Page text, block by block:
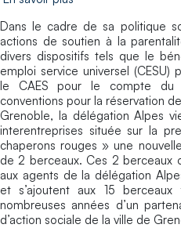
Dans le cadre de sa politique
actions de soutien à la
divers dispositifs tels que le
emploi service universel
le CAES pour le compte du
conventions pour la réservation
Grenoble, la délégation Alpes
interentreprises située sur la
chaperons rouges » une
de 2 berceaux. Ces 2 berceaux
aux agents de la délégation
et s’ajoutent aux 15
nombreuses années d’un
d’action sociale de la ville de